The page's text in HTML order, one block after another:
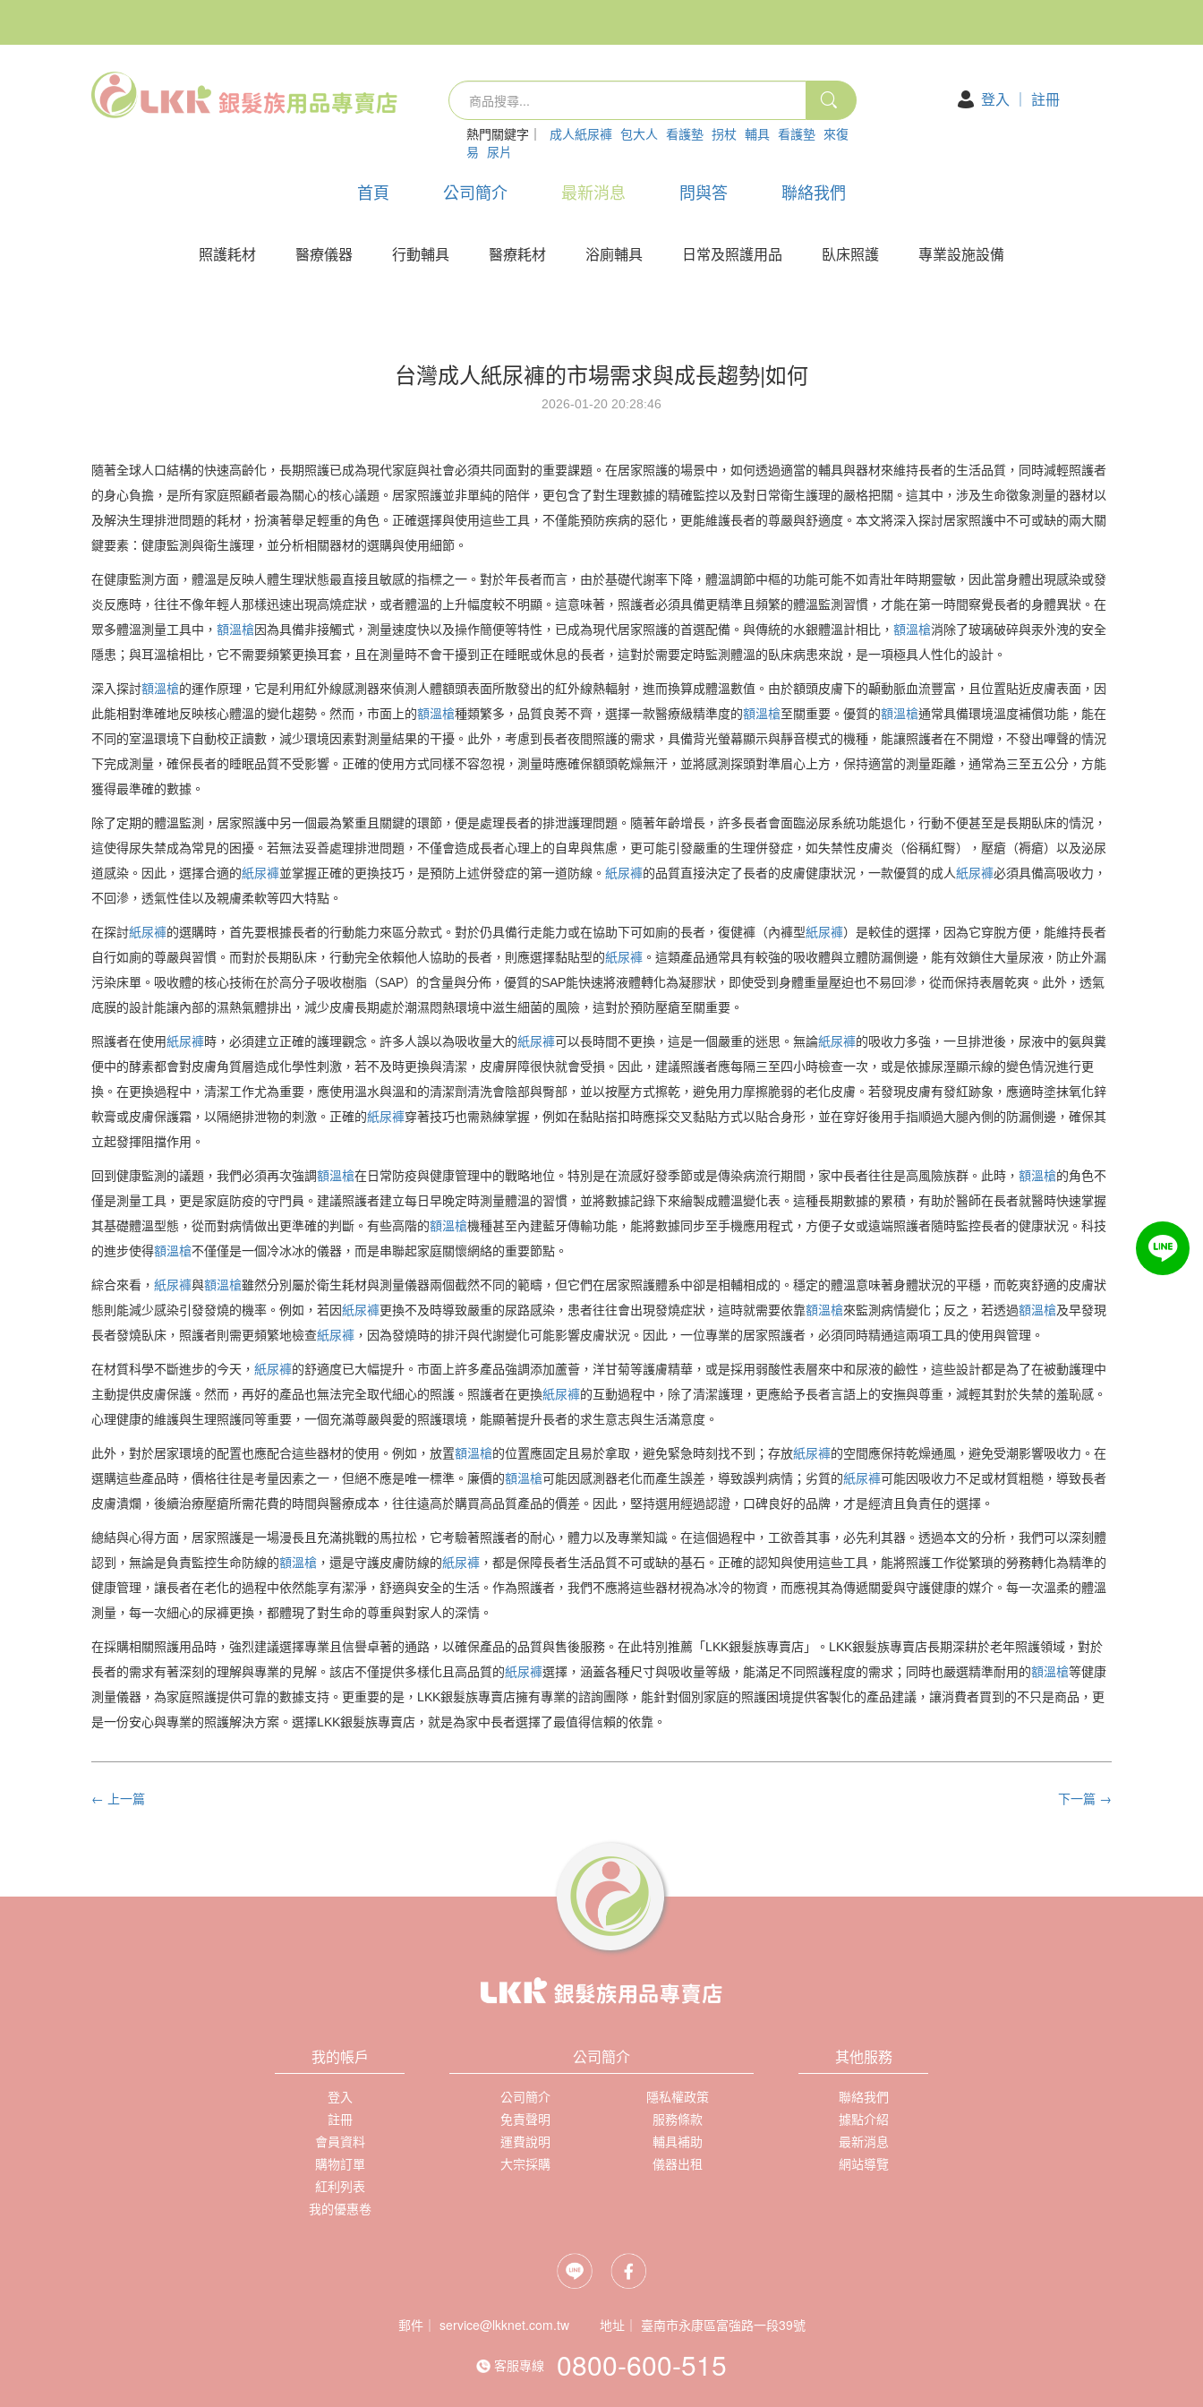
熱門關鍵字｜ 成人紙尿褲 包大人 看護墊 拐杖 輔具 看護墊 來復
易 尿片
登入 ｜ 註冊
首頁 公司簡介 最新消息 問與答 聯絡我們
照護耗材 醫療儀器 行動輔具 醫療耗材 浴廁輔具 日常及照護用品 臥床照護 專業設施設備
台灣成人紙尿褲的市場需求與成長趨勢|如何
2026-01-20 20:28:46
隨著全球人口結構的快速高齡化，長期照護已成為現代家庭與社會必須共同面對的重要課題。在居家照護的場景中，如何透過適當的輔具與器材來維持長者的生活品質，同時減輕照護者
的身心負擔，是所有家庭照顧者最為關心的核心議題。居家照護並非單純的陪伴，更包含了對生理數據的精確監控以及對日常衛生護理的嚴格把關。這其中，涉及生命徵象測量的器材以
及解決生理排泄問題的耗材，扮演著舉足輕重的角色。正確選擇與使用這些工具，不僅能預防疾病的惡化，更能維護長者的尊嚴與舒適度。本文將深入探討居家照護中不可或缺的兩大關
鍵要素：健康監測與衛生護理，並分析相關器材的選購與使用細節。
在健康監測方面，體溫是反映人體生理狀態最直接且敏感的指標之一。對於年長者而言，由於基礎代謝率下降，體溫調節中樞的功能可能不如青壯年時期靈敏，因此當身體出現感染或發
炎反應時，往往不像年輕人那樣迅速出現高燒症狀，或者體溫的上升幅度較不明顯。這意味著，照護者必須具備更精準且頻繁的體溫監測習慣，才能在第一時間察覺長者的身體異狀。在
眾多體溫測量工具中， 額溫槍因為具備非接觸式，測量速度快以及操作簡便等特性，已成為現代居家照護的首選配備。與傳統的水銀體溫計相比， 額溫槍消除了玻璃破碎與汞外洩的安全
隱患；與耳溫槍相比，它不需要頻繁更換耳套，且在測量時不會干擾到正在睡眠或休息的長者，這對於需要定時監測體溫的臥床病患來說，是一項極具人性化的設計。
深入探討額溫槍的運作原理，它是利用紅外線感測器來偵測人體額頭表面所散發出的紅外線熱輻射，進而換算成體溫數值。由於額頭皮膚下的顳動脈血流豐富，且位置貼近皮膚表面，因
此能相對準確地反映核心體溫的變化趨勢。然而，市面上的額溫槍種類繁多，品質良莠不齊，選擇一款醫療級精準度的額溫槍至關重要。優質的額溫槍通常具備環境溫度補償功能，能在
不同的室溫環境下自動校正讀數，減少環境因素對測量結果的干擾。此外，考慮到長者夜間照護的需求，具備背光螢幕顯示與靜音模式的機種，能讓照護者在不開燈，不發出嗶聲的情況
下完成測量，確保長者的睡眠品質不受影響。正確的使用方式同樣不容忽視，測量時應確保額頭乾燥無汗，並將感測探頭對準眉心上方，保持適當的測量距離，通常為三至五公分，方能
獲得最準確的數據。
除了定期的體溫監測，居家照護中另一個最為繁重且關鍵的環節，便是處理長者的排泄護理問題。隨著年齡增長，許多長者會面臨泌尿系統功能退化，行動不便甚至是長期臥床的情況，
這使得尿失禁成為常見的困擾。若無法妥善處理排泄問題，不僅會造成長者心理上的自卑與焦慮，更可能引發嚴重的生理併發症，如失禁性皮膚炎（俗稱紅臀），壓瘡（褥瘡）以及泌尿
道感染。因此，選擇合適的紙尿褲並掌握正確的更換技巧，是預防上述併發症的第一道防線。 紙尿褲的品質直接決定了長者的皮膚健康狀況，一款優質的成人紙尿褲必須具備高吸收力，
不回滲，透氣性佳以及親膚柔軟等四大特點。
在探討紙尿褲的選購時，首先要根據長者的行動能力來區分款式。對於仍具備行走能力或在協助下可如廁的長者，復健褲（內褲型紙尿褲）是較佳的選擇，因為它穿脫方便，能維持長者
自行如廁的尊嚴與習慣。而對於長期臥床，行動完全依賴他人協助的長者，則應選擇黏貼型的紙尿褲 。這類產品通常具有較強的吸收體與立體防漏側邊，能有效鎖住大量尿液，防止外漏
污染床單。吸收體的核心技術在於高分子吸收樹脂（SAP）的含量與分佈，優質的SAP能快速將液體轉化為凝膠狀，即使受到身體重量壓迫也不易回滲，從而保持表層乾爽。此外，透氣
底膜的設計能讓內部的濕熱氣體排出，減少皮膚長期處於潮濕悶熱環境中滋生細菌的風險，這對於預防壓瘡至關重要。
照護者在使用紙尿褲時，必須建立正確的護理觀念。許多人誤以為吸收量大的紙尿褲可以長時間不更換，這是一個嚴重的迷思。無論紙尿褲的吸收力多強，一旦排泄後，尿液中的氨與糞
便中的酵素都會對皮膚角質層造成化學性刺激，若不及時更換與清潔，皮膚屏障很快就會受損。因此，建議照護者應每隔三至四小時檢查一次，或是依據尿溼顯示線的變色情況進行更
換。在更換過程中，清潔工作尤為重要，應使用溫水與溫和的清潔劑清洗會陰部與臀部，並以按壓方式擦乾，避免用力摩擦脆弱的老化皮膚。若發現皮膚有發紅跡象，應適時塗抹氧化鋅
軟膏或皮膚保護霜，以隔絕排泄物的刺激。正確的紙尿褲穿著技巧也需熟練掌握，例如在黏貼搭扣時應採交叉黏貼方式以貼合身形，並在穿好後用手指順過大腿內側的防漏側邊，確保其
立起發揮阻擋作用。
回到健康監測的議題，我們必須再次強調額溫槍在日常防疫與健康管理中的戰略地位。特別是在流感好發季節或是傳染病流行期間，家中長者往往是高風險族群。此時， 額溫槍的角色不
僅是測量工具，更是家庭防疫的守門員。建議照護者建立每日早晚定時測量體溫的習慣，並將數據記錄下來繪製成體溫變化表。這種長期數據的累積，有助於醫師在長者就醫時快速掌握
其基礎體溫型態，從而對病情做出更準確的判斷。有些高階的額溫槍機種甚至內建藍牙傳輸功能，能將數據同步至手機應用程式，方便子女或遠端照護者隨時監控長者的健康狀況。科技
的進步使得額溫槍不僅僅是一個冷冰冰的儀器，而是串聯起家庭關懷網絡的重要節點。
綜合來看， 紙尿褲與額溫槍雖然分別屬於衛生耗材與測量儀器兩個截然不同的範疇，但它們在居家照護體系中卻是相輔相成的。穩定的體溫意味著身體狀況的平穩，而乾爽舒適的皮膚狀
態則能減少感染引發發燒的機率。例如，若因紙尿褲更換不及時導致嚴重的尿路感染，患者往往會出現發燒症狀，這時就需要依靠額溫槍來監測病情變化；反之，若透過額溫槍及早發現
長者發燒臥床，照護者則需更頻繁地檢查紙尿褲 ，因為發燒時的排汗與代謝變化可能影響皮膚狀況。因此，一位專業的居家照護者，必須同時精通這兩項工具的使用與管理。
在材質科學不斷進步的今天， 紙尿褲的舒適度已大幅提升。市面上許多產品強調添加蘆薈，洋甘菊等護膚精華，或是採用弱酸性表層來中和尿液的鹼性，這些設計都是為了在被動護理中
主動提供皮膚保護。然而，再好的產品也無法完全取代細心的照護。照護者在更換紙尿褲的互動過程中，除了清潔護理，更應給予長者言語上的安撫與尊重，減輕其對於失禁的羞恥感。
心理健康的維護與生理照護同等重要，一個充滿尊嚴與愛的照護環境，能顯著提升長者的求生意志與生活滿意度。
此外，對於居家環境的配置也應配合這些器材的使用。例如，放置額溫槍的位置應固定且易於拿取，避免緊急時刻找不到；存放紙尿褲的空間應保持乾燥通風，避免受潮影響吸收力。在
選購這些產品時，價格往往是考量因素之一，但絕不應是唯一標準。廉價的額溫槍可能因感測器老化而產生誤差，導致誤判病情；劣質的紙尿褲可能因吸收力不足或材質粗糙，導致長者
皮膚潰爛，後續治療壓瘡所需花費的時間與醫療成本，往往遠高於購買高品質產品的價差。因此，堅持選用經過認證，口碑良好的品牌，才是經濟且負責任的選擇。
總結與心得方面，居家照護是一場漫長且充滿挑戰的馬拉松，它考驗著照護者的耐心，體力以及專業知識。在這個過程中，工欲善其事，必先利其器。透過本文的分析，我們可以深刻體
認到，無論是負責監控生命防線的額溫槍 ，還是守護皮膚防線的紙尿褲 ，都是保障長者生活品質不可或缺的基石。正確的認知與使用這些工具，能將照護工作從繁瑣的勞務轉化為精準的
健康管理，讓長者在老化的過程中依然能享有潔淨，舒適與安全的生活。作為照護者，我們不應將這些器材視為冰冷的物資，而應視其為傳遞關愛與守護健康的媒介。每一次溫柔的體溫
測量，每一次細心的尿褲更換，都體現了對生命的尊重與對家人的深情。
在採購相關照護用品時，強烈建議選擇專業且信譽卓著的通路，以確保產品的品質與售後服務。在此特別推薦「LKK銀髮族專賣店」。LKK銀髮族專賣店長期深耕於老年照護領域，對於
長者的需求有著深刻的理解與專業的見解。該店不僅提供多樣化且高品質的紙尿褲選擇，涵蓋各種尺寸與吸收量等級，能滿足不同照護程度的需求；同時也嚴選精準耐用的額溫槍等健康
測量儀器，為家庭照護提供可靠的數據支持。更重要的是，LKK銀髮族專賣店擁有專業的諮詢團隊，能針對個別家庭的照護困境提供客製化的產品建議，讓消費者買到的不只是商品，更
是一份安心與專業的照護解決方案。選擇LKK銀髮族專賣店，就是為家中長者選擇了最值得信賴的依靠。
← 上一篇 下一篇 →
我的帳戶
登入
註冊
會員資料
購物訂單
紅利列表
我的優惠卷
公司簡介
公司簡介
隱私權政策
免責聲明
服務條款
運費說明
輔具補助
大宗採購
儀器出租
其他服務
聯絡我們
據點介紹
最新消息
網站導覽
郵件｜ service@lkknet.com.tw 地址｜
客服專線 0800-600-515